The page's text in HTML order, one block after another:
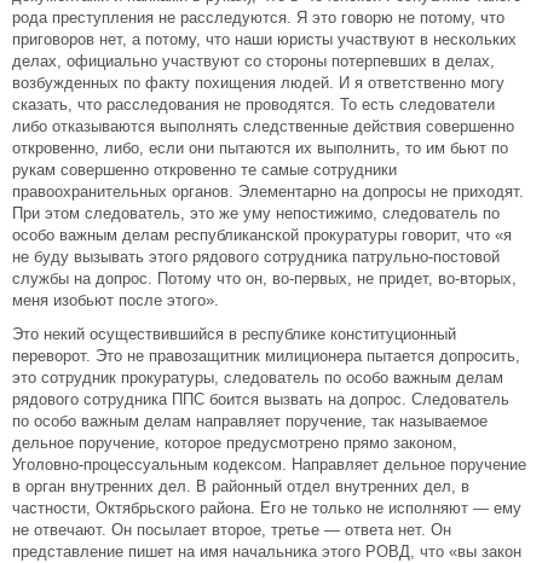
рода преступления не расследуются. Я это говорю не потому, что
приговоров нет, а потому, что наши юристы участвуют в нескольких
делах, официально участвуют со стороны потерпевших в делах,
возбужденных по факту похищения людей. И я ответственно могу
сказать, что расследования не проводятся. То есть следователи
либо отказываются выполнять следственные действия совершенно
откровенно, либо, если они пытаются их выполнить, то им бьют по
рукам совершенно откровенно те самые сотрудники
правоохранительных органов. Элементарно на допросы не приходят.
При этом следователь, это же уму непостижимо, следователь по
особо важным делам республиканской прокуратуры говорит, что «я
не буду вызывать этого рядового сотрудника патрульно-постовой
службы на допрос. Потому что он, во-первых, не придет, во-вторых,
меня изобьют после этого».
Это некий осуществившийся в республике конституционный
переворот. Это не правозащитник милиционера пытается допросить,
это сотрудник прокуратуры, следователь по особо важным делам
рядового сотрудника ППС боится вызвать на допрос. Следователь
по особо важным делам направляет поручение, так называемое
дельное поручение, которое предусмотрено прямо законом,
Уголовно-процессуальным кодексом. Направляет дельное поручение
в орган внутренних дел. В районный отдел внутренних дел, в
частности, Октябрьского района. Его не только не исполняют — ему
не отвечают. Он посылает второе, третье — ответа нет. Он
представление пишет на имя начальника этого РОВД, что «вы закон